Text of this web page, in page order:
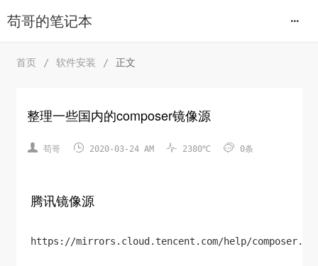
苟哥的笔记本
首页 / 软件安装 / 正文
整理一些国内的composer镜像源
 苟哥  2020-03-24 AM  2380℃  0条
腾讯镜像源
https://mirrors.cloud.tencent.com/help/